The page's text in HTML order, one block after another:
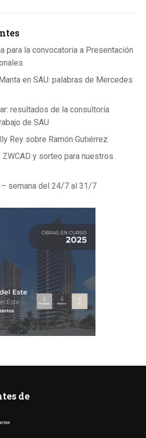
p
p
para la convocatoria a Presentación
en SAU: palabras de Mercedes
resultados de la consultoría
de SAU
Rey sobre Ramón Gutiérrez
y sorteo para nuestros
semana del 24/7 al 31/7
de